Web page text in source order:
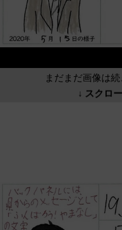
まだまだ画像は
↓ スクロ